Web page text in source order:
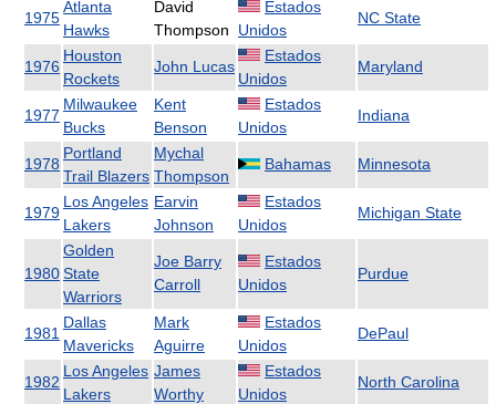
1975
Atlanta
Hawks
David
Thompson
Estados
Unidos
NC State
1976
Houston
Rockets
John Lucas
Estados
Unidos
Maryland
1977
Milwaukee
Bucks
Kent
Benson
Estados
Unidos
Indiana
1978
Portland
Trail Blazers
Mychal
Thompson
Bahamas Minnesota
1979
Los Angeles
Lakers
Earvin
Johnson
Estados
Unidos
Michigan State
1980
Golden
State
Warriors
Joe Barry
Carroll
Estados
Unidos
Purdue
1981
Dallas
Mavericks
Mark
Aguirre
Estados
Unidos
DePaul
1982
Los Angeles
Lakers
James
Worthy
Estados
Unidos
North Carolina